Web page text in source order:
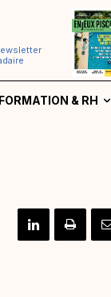
FORMATION & RH